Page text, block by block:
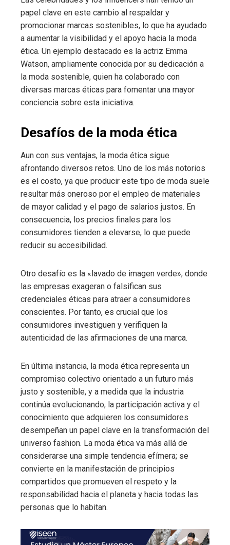
papel clave en este cambio al respaldar y
promocionar marcas sostenibles, lo que ha ayudado
a aumentar la visibilidad y el apoyo hacia la moda
ética. Un ejemplo destacado es la actriz Emma
Watson, ampliamente conocida por su dedicación a
la moda sostenible, quien ha colaborado con
diversas marcas éticas para fomentar una mayor
conciencia sobre esta iniciativa.
Desafíos de la moda ética
Aun con sus ventajas, la moda ética sigue
afrontando diversos retos. Uno de los más notorios
es el costo, ya que producir este tipo de moda suele
resultar más oneroso por el empleo de materiales
de mayor calidad y el pago de salarios justos. En
consecuencia, los precios finales para los
consumidores tienden a elevarse, lo que puede
reducir su accesibilidad.
Otro desafío es la «lavado de imagen verde», donde
las empresas exageran o falsifican sus
credenciales éticas para atraer a consumidores
conscientes. Por tanto, es crucial que los
consumidores investiguen y verifiquen la
autenticidad de las afirmaciones de una marca.
En última instancia, la moda ética representa un
compromiso colectivo orientado a un futuro más
justo y sostenible, y a medida que la industria
continúa evolucionando, la participación activa y el
conocimiento que adquieren los consumidores
desempeñan un papel clave en la transformación del
universo fashion. La moda ética va más allá de
considerarse una simple tendencia efímera; se
convierte en la manifestación de principios
compartidos que promueven el respeto y la
responsabilidad hacia el planeta y hacia todas las
personas que lo habitan.